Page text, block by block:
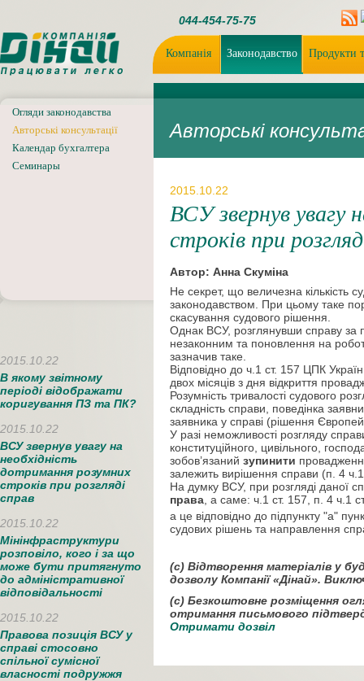
044-454-75-75
Компанія Законодавство Продукти
Авторські
Огляди законодавства
Авторські консультації
Календар бухгалтера
Семинары
2015.10.22
В якому звітному
періоді відображати
коригування ПЗ та ПК?
2015.10.22
ВСУ звернув увагу на
необхідність
дотримання розумних
строків при розгляді
справ
2015.10.22
Мінінфраструктури
розповіло, кого і за що
може бути притягнуто
до адміністративної
відповідальності
2015.10.22
Правова позиція ВСУ у
справі стосовно
спільної сумісної
власності подружжя
2015.10.22
ВСУ звернув увагу
строків при
Автор: Анна Скуміна
Не секрет, що величезна кількість
законодавством. При цьому таке
скасування судового рішення.
Однак ВСУ, розглянувши справу за
незаконним та поновлення на
зазначив таке.
Відповідно до ч.1 ст. 157 ЦПК
двох місяців з дня відкриття
Розумність тривалості судового
складність справи, поведінка
заявника у справі (рішення
У разі неможливості розгляду
конституційного, цивільного,
зобов’язаний зупинити
залежить вирішення справи (п. 4
На думку ВСУ, при розгляді даної
права , а саме: ч.1 ст. 157, п. 4 ч.1
а це відповідно до підпункту "а"
судових рішень та направлення
(c) Відтворення матеріалів у
дозволу Компанії «Дінай».
(c) Безкоштовне розміщення
отримання письмового
Отримати дозвіл